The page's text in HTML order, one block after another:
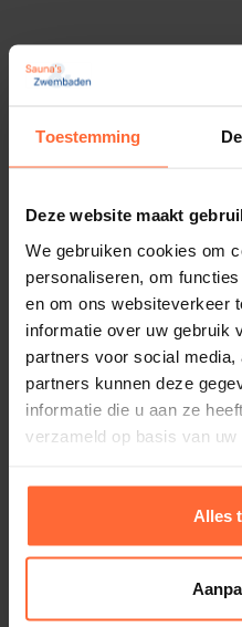
Toestemming
Deze website maakt
We gebruiken cookies om
personaliseren, om
en om ons websiteverkeer
informatie over uw gebruik
partners voor social
partners kunnen deze
informatie die u aan ze
verzameld op basis van uw
Alles
2-Weg kogelkraan 50
240V